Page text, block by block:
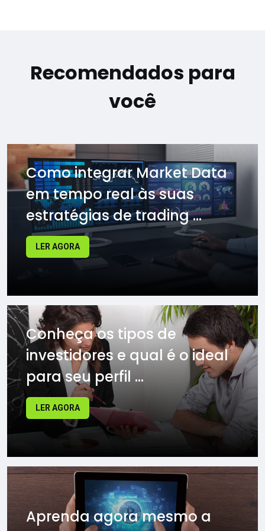
Recomendados para
você
Como integrar Market Data
em tempo real às suas
estratégias de trading ...
LER AGORA
Conheça os tipos de
investidores e qual é o ideal
para seu perfil ...
LER AGORA
Aprenda agora mesmo a